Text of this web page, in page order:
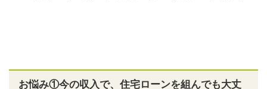
お悩み①今の収入で、住宅ローンを組んでも大丈